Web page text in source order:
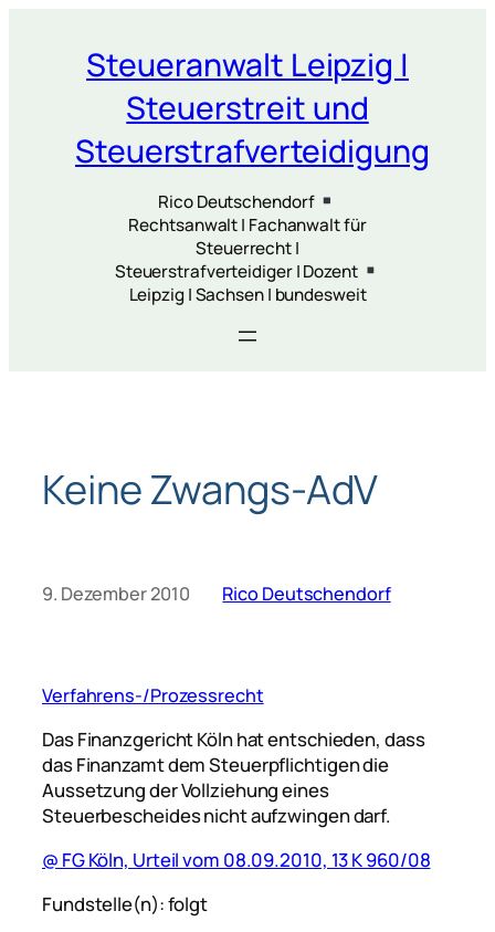
springenSteueranwalt Leipzig |
Steuerstreit und
Steuerstrafverteidigung
Rico Deutschendorf
Rechtsanwalt | Fachanwalt für
Steuerrecht |
Steuerstrafverteidiger | Dozent
Leipzig | Sachsen | bundesweit
Keine Zwangs-AdV
9. Dezember 2010 Rico Deutschendorf
Verfahrens-/Prozessrecht
Das Finanzgericht Köln hat entschieden, dass
das Finanzamt dem Steuerpflichtigen die
Aussetzung der Vollziehung eines
Steuerbescheides nicht aufzwingen darf.
@ FG Köln, Urteil vom 08.09.2010, 13 K 960/08
Fundstelle(n): folgt